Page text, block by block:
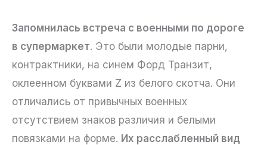
Запомнилась встреча с военными по дороге
в супермаркет. Это были молодые парни,
контрактники, на синем Форд Транзит,
оклеенном буквами Z из белого скотча. Они
отличались от привычных военных
отсутствием знаков различия и белыми
повязками на форме. Их расслабленный вид